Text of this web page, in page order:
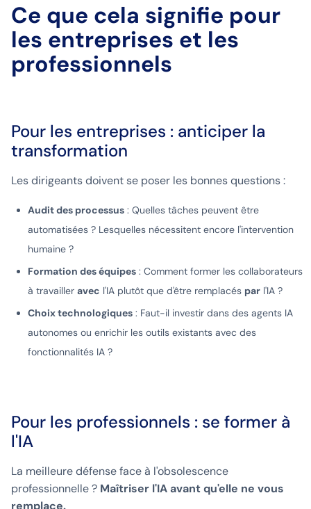
Ce que cela signifie pour
les entreprises et les
professionnels
Pour les entreprises : anticiper la
transformation
Les dirigeants doivent se poser les bonnes questions :
Audit des processus : Quelles tâches peuvent être
automatisées ? Lesquelles nécessitent encore l'intervention
humaine ?
Formation des équipes : Comment former les collaborateurs
à travailler avec l'IA plutôt que d'être remplacés par l'IA ?
Choix technologiques : Faut-il investir dans des agents IA
autonomes ou enrichir les outils existants avec des
fonctionnalités IA ?
Pour les professionnels : se former à
l'IA
La meilleure défense face à l'obsolescence
professionnelle ? Maîtriser l'IA avant qu'elle ne vous
remplace.